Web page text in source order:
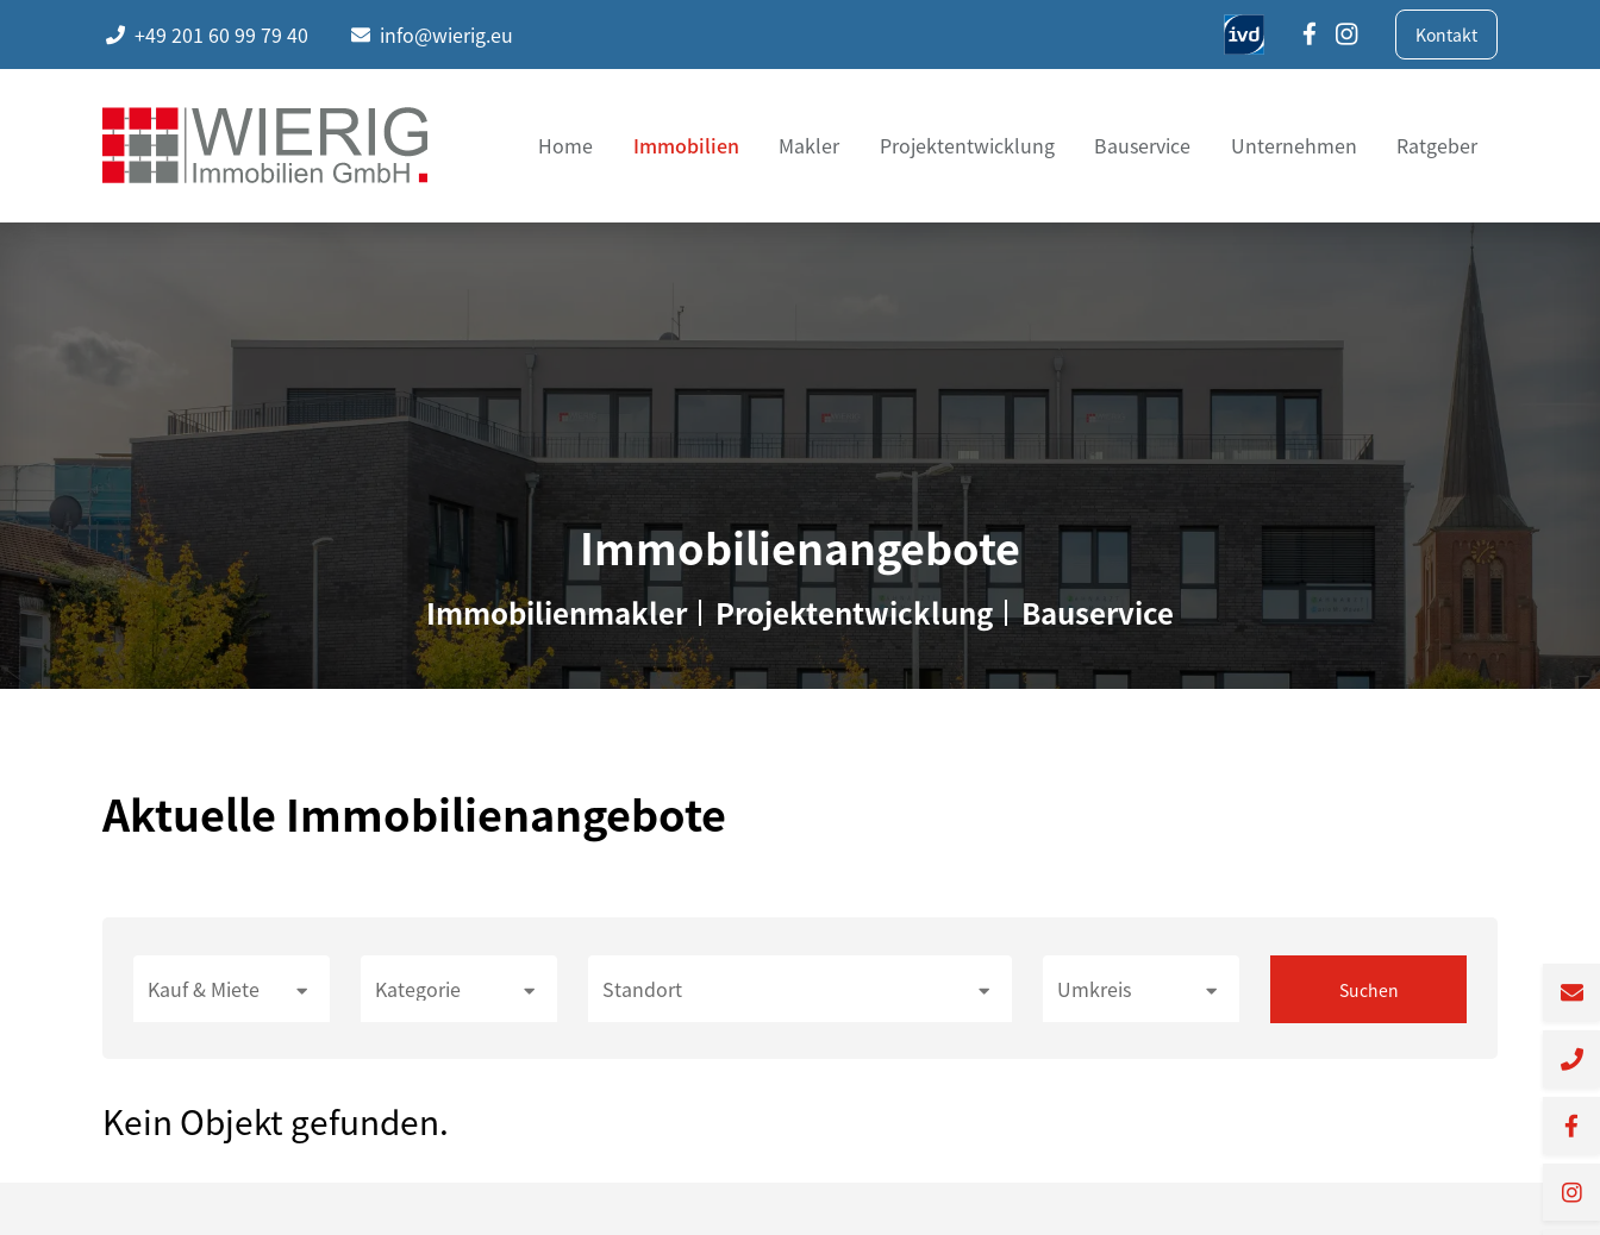
+49 201 60 99 79 40 info@wierig.eu Kontakt
Home Immobilien Makler Projektentwicklung Bauservice Unternehmen Ratgeber
Immobilienangebote
Immobilienmakler Projektentwicklung Bauservice
Aktuelle Immobilienangebote
Kauf & Miete Kategorie Standort Umkreis Suchen
Kein Objekt gefunden.